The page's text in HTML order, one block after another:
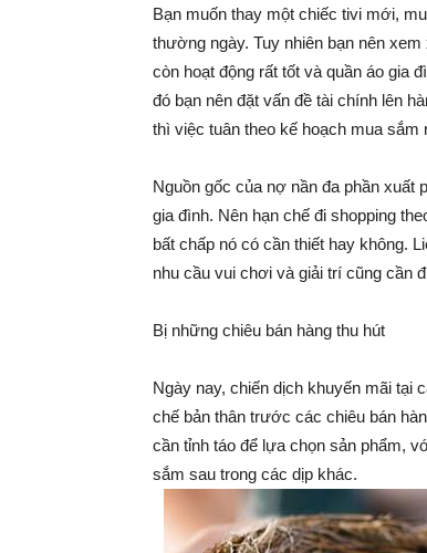
Bạn muốn thay một chiếc tivi mới,
thường ngày. Tuy nhiên bạn nên
còn hoạt động rất tốt và quần áo gia
đó bạn nên đặt vấn đề tài chính lên
thì việc tuân theo kế hoạch mua sắm
Nguồn gốc của nợ nần đa phần xuất
gia đình. Nên hạn chế đi shopping
bất chấp nó có cần thiết hay không.
nhu cầu vui chơi và giải trí cũng cần
Bị những chiêu bán hàng thu hút
Ngày nay, chiến dịch khuyến mãi tại
chế bản thân trước các chiêu bán
cần tỉnh táo để lựa chọn sản phẩm,
sắm sau trong các dịp khác.